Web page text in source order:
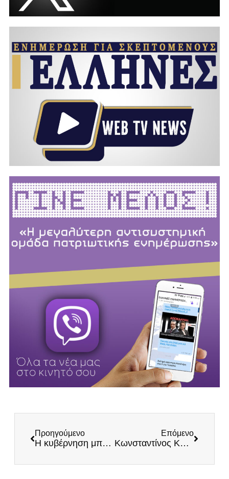
Προηγούμενο
Η κυβέρνηση μπανανία τιμωρεί, διχάζει και εκβιάζει τους πολίτες
Επόμενο
Κωνσταντίνος Κατσίφας: ΑΘΑΝΑΤΟΣ!